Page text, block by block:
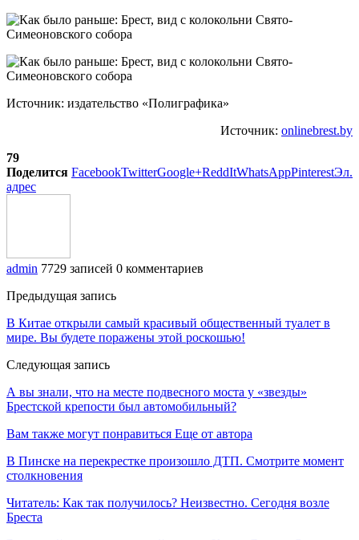
Источник: издательство «Полиграфика»
Источник: onlinebrest.by
79
Поделится FacebookTwitterGoogle+ReddItWhatsAppPinterestЭл.
адрес
admin 7729 записей 0 комментариев
Предыдущая запись
В Китае открыли самый красивый общественный туалет в
мире. Вы будете поражены этой роскошью!
Следующая запись
А вы знали, что на месте подвесного моста у «звезды»
Брестской крепости был автомобильный?
Вам также могут понравиться Еще от автора
В Пинске на перекрестке произошло ДТП. Смотрите момент
столкновения
Читатель: Как так получилось? Неизвестно. Сегодня возле
Бреста